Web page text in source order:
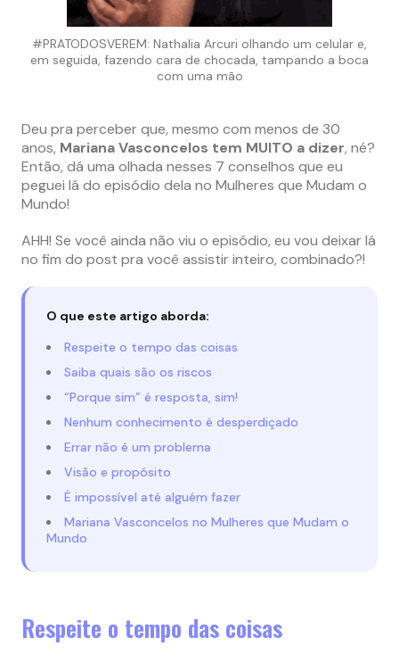
#PRATODOSVEREM: Nathalia Arcuri olhando um celular e,
em seguida, fazendo cara de chocada, tampando a boca
com uma mão
Deu pra perceber que, mesmo com menos de 30
anos, Mariana Vasconcelos tem MUITO a dizer, né?
Então, dá uma olhada nesses 7 conselhos que eu
peguei lá do episódio dela no Mulheres que Mudam o
Mundo!
AHH! Se você ainda não viu o episódio, eu vou deixar lá
no fim do post pra você assistir inteiro, combinado?!
O que este artigo aborda:
Respeite o tempo das coisas
Saiba quais são os riscos
“Porque sim” é resposta, sim!
Nenhum conhecimento é desperdiçado
Errar não é um problema
Visão e propósito
É impossível até alguém fazer
Mariana Vasconcelos no Mulheres que Mudam o
Mundo
Respeite o tempo das coisas